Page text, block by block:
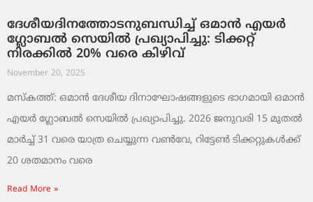
ദേശീയദിനത്തോടനുബന്ധിച്ച് ഒമാൻ എയർ
ഗ്ലോബൽ സെയിൽ പ്രഖ്യാപിച്ചു: ടിക്കറ്റ്
നിരക്കിൽ 20% വരെ കിഴിവ്
November 20, 2025
മസ്‌കത്ത്: ഒമാൻ ദേശീയ ദിനാഘോഷങ്ങളുടെ ഭാഗമായി ഒമാൻ
എയർ ഗ്ലോബൽ സെയിൽ പ്രഖ്യാപിച്ചു. 2026 ജനുവരി 15 മുതൽ
മാർച്ച് 31 വരെ യാത്ര ചെയ്യുന്ന വൺവേ, റിട്ടേൺ ടിക്കറ്റുകൾക്ക്
20 ശതമാനം വരെ
Read More »